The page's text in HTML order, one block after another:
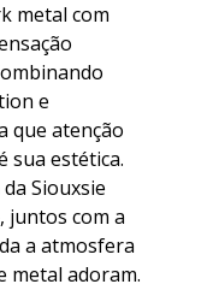
metal com
e
que atenção
sua estética.
Siouxsie
juntos com a
a atmosfera
metal adoram.